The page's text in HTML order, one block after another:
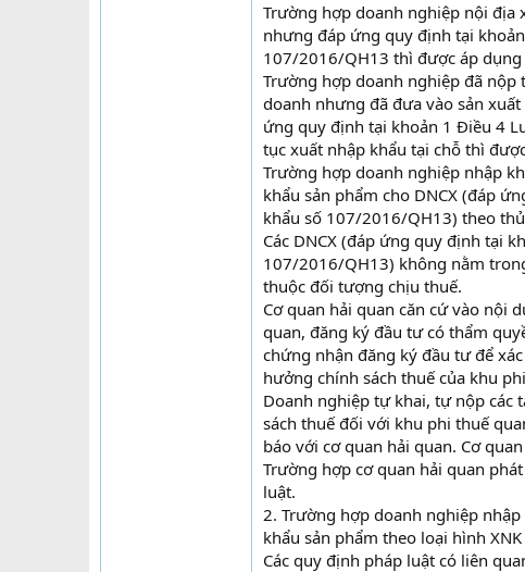
Trường hợp doanh nghiệp nội địa
nhưng đáp ứng quy định tại
107/2016/QH13 thì được áp
Trường hợp doanh nghiệp đã nộp
doanh nhưng đã đưa vào sản
ứng quy định tại khoản 1 Điều 4
tục xuất nhập khẩu tại chỗ thì
Trường hợp doanh nghiệp nhập
khẩu sản phẩm cho DNCX (đáp
khẩu số 107/2016/QH13) theo
Các DNCX (đáp ứng quy định tại
107/2016/QH13) không nằm
thuộc đối tượng chịu thuế.
Cơ quan hải quan căn cứ vào nội
quan, đăng ký đầu tư có thẩm
chứng nhận đăng ký đầu tư để
hưởng chính sách thuế của khu
Doanh nghiệp tự khai, tự nộp các
sách thuế đối với khu phi thuế
báo với cơ quan hải quan. Cơ
Trường hợp cơ quan hải quan
luật.
2. Trường hợp doanh nghiệp
khẩu sản phẩm theo loại hình
Các quy định pháp luật có liên